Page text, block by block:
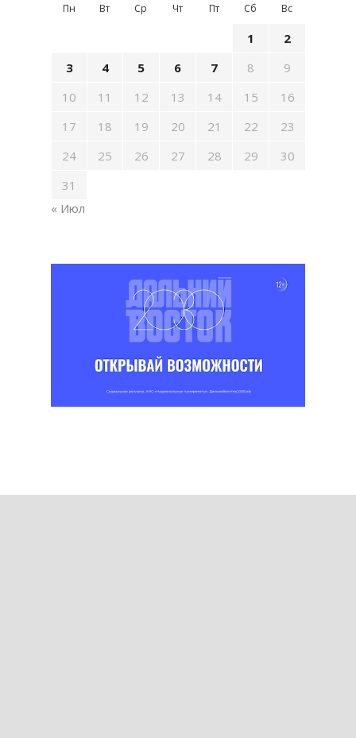
Пн Вт Ср Чт Пт Сб Вс
1
2
3
4 5 6 7 8
9
10
11 12 13 14 15
16
17
18 19 20 21 22
23
24
25 26 27 28 29
30
31
« Июл